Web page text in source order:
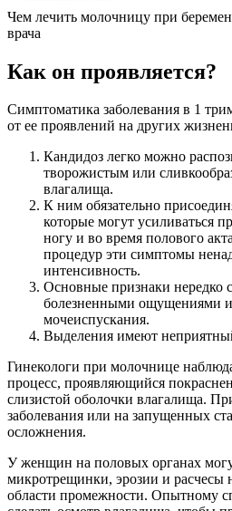
Чем лечить молочницу при
врача
Как он проявляется?
Симптоматика заболевания в 1
от ее проявлений на других
Кандидоз легко можно
творожистым или
влагалища.
К ним обязательно
которые могут усиливаться
ногу и во время полового
процедур эти симптомы
интенсивность.
Основные признаки нередко
болезненными ощущениями
мочеиспускания.
Выделения имеют
Гинекологи при молочнице
процесс, проявляющийся
слизистой оболочки влагалища.
заболевания или на запущенных
осложнения.
У женщин на половых органах
микротрещинки, эрозии и расчесы
области промежности. Опытному